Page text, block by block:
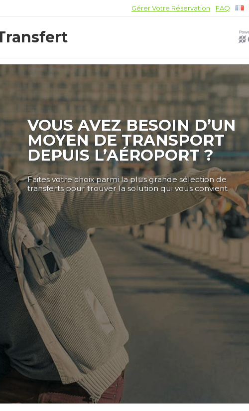
Gérer Votre Réservation FAQ
VOUS AVEZ BESOIN D’UN
MOYEN DE TRANSPORT
DEPUIS L’AÉROPORT ?
Faites votre choix parmi la plus grande sélection de
transferts pour trouver la solution qui vous convient